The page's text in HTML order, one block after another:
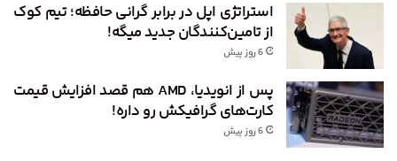
استراتژی اپل در برابر گرانی حافظه؛ تیم کوک
از تامین‌کنندگان جدید میگه!
6 روز پیش
پس از انویدیا، AMD هم قصد افزایش قیمت
کارت‌های گرافیکش رو داره!
6 روز پیش